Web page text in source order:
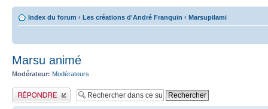
Index du forum ‹ Les créations d'André Franquin ‹ Marsupilami
Marsu animé
Modérateur: Modérateurs
Publier une réponse